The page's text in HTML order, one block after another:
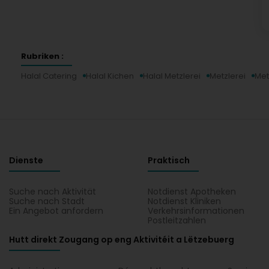
Rubriken :
Halal Catering
Halal Kichen Halal Metzlerei Metzlerei
Dienste
Suche nach Aktivität
Suche nach Stadt
Ein Angebot anfordern
Praktisch
Notdienst Apotheken
Notdienst Kliniken
Verkehrsinformationen
Postleitzahlen
Hutt direkt Zougang op eng Aktivitéit a Lëtzebuerg